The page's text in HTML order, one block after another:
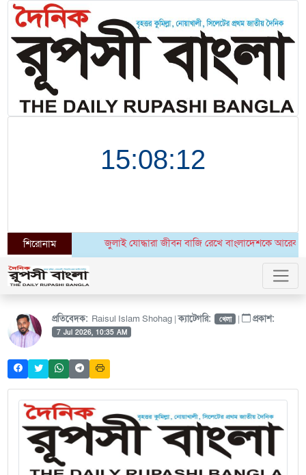
শিরোনাম জুলাই যোদ্ধারা জীবন বাজি রেখে বাংলাদেশকে আরেকবার
প্রতিবেদক: Raisul Islam Shohag |ক্যাটেগরি: খেলা | প্রকাশ:
7 Jul 2026, 10:35 AM